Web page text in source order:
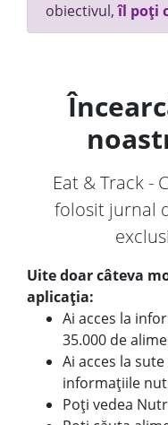
obiectivul,îl poți
Eat & Track -
folosit jurnal
Uite doar câteva
aplicația:
Ai acces la
35.000 de
Ai acces la
informațiile
Poți vedea